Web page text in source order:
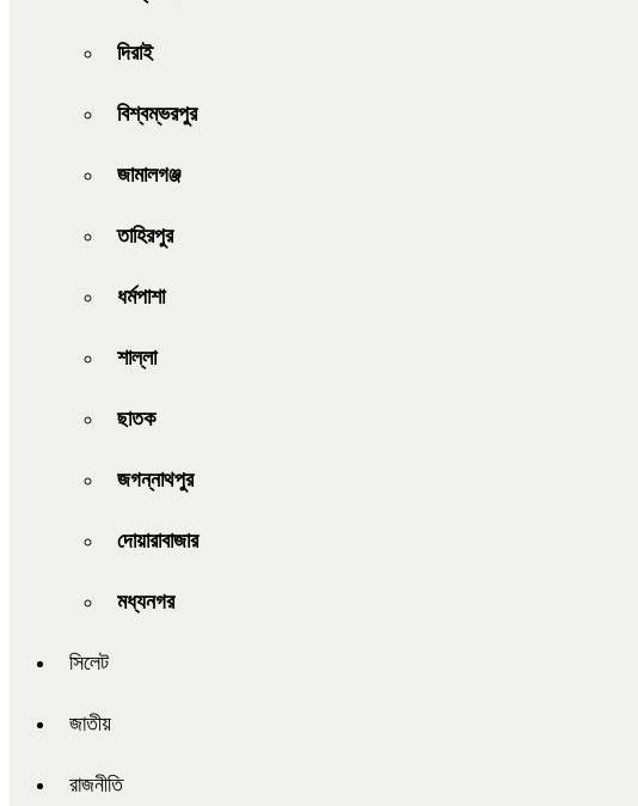
দিরাই
বিশ্বম্ভরপুর
জামালগঞ্জ
তাহিরপুর
ধর্মপাশা
শাল্লা
ছাতক
জগন্নাথপুর
দোয়ারাবাজার
মধ্যনগর
সিলেট
জাতীয়
রাজনীতি